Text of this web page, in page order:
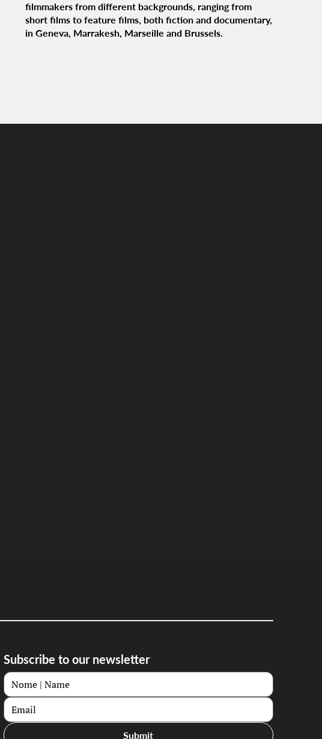
filmmakers from different backgrounds, ranging from
short films to feature films, both fiction and documentary,
in Geneva, Marrakesh, Marseille and Brussels.
Subscribe to our newsletter
Submit